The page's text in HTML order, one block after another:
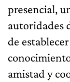
presencial,
autoridades
de
amistad y